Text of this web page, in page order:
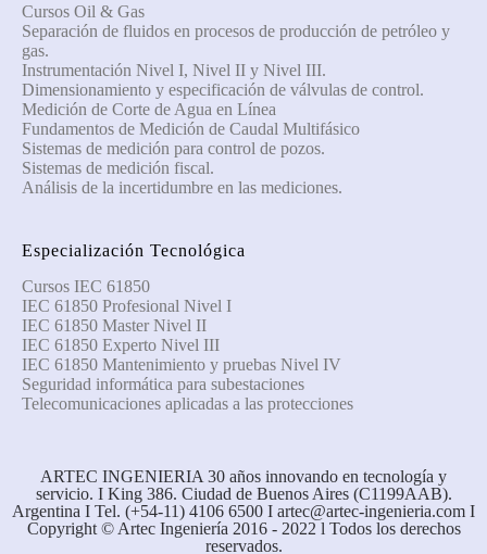
Cursos Oil & Gas
Separación de fluidos en procesos de producción de petróleo y
gas.
Instrumentación Nivel I, Nivel II y Nivel III.
Dimensionamiento y especificación de válvulas de control.
Medición de Corte de Agua en Línea
Fundamentos de Medición de Caudal Multifásico
Sistemas de medición para control de pozos.
Sistemas de medición fiscal.
Análisis de la incertidumbre en las mediciones.
Especialización Tecnológica
Cursos IEC 61850
IEC 61850 Profesional Nivel I
IEC 61850 Master Nivel II
IEC 61850 Experto Nivel III
IEC 61850 Mantenimiento y pruebas Nivel IV
Seguridad informática para subestaciones
Telecomunicaciones aplicadas a las protecciones
ARTEC INGENIERIA 30 años innovando en tecnología y
servicio. I King 386. Ciudad de Buenos Aires (C1199AAB).
Argentina I Tel. (+54-11) 4106 6500 I artec@artec-ingenieria.com I
Copyright © Artec Ingeniería 2016 - 2022 l Todos los derechos
reservados.